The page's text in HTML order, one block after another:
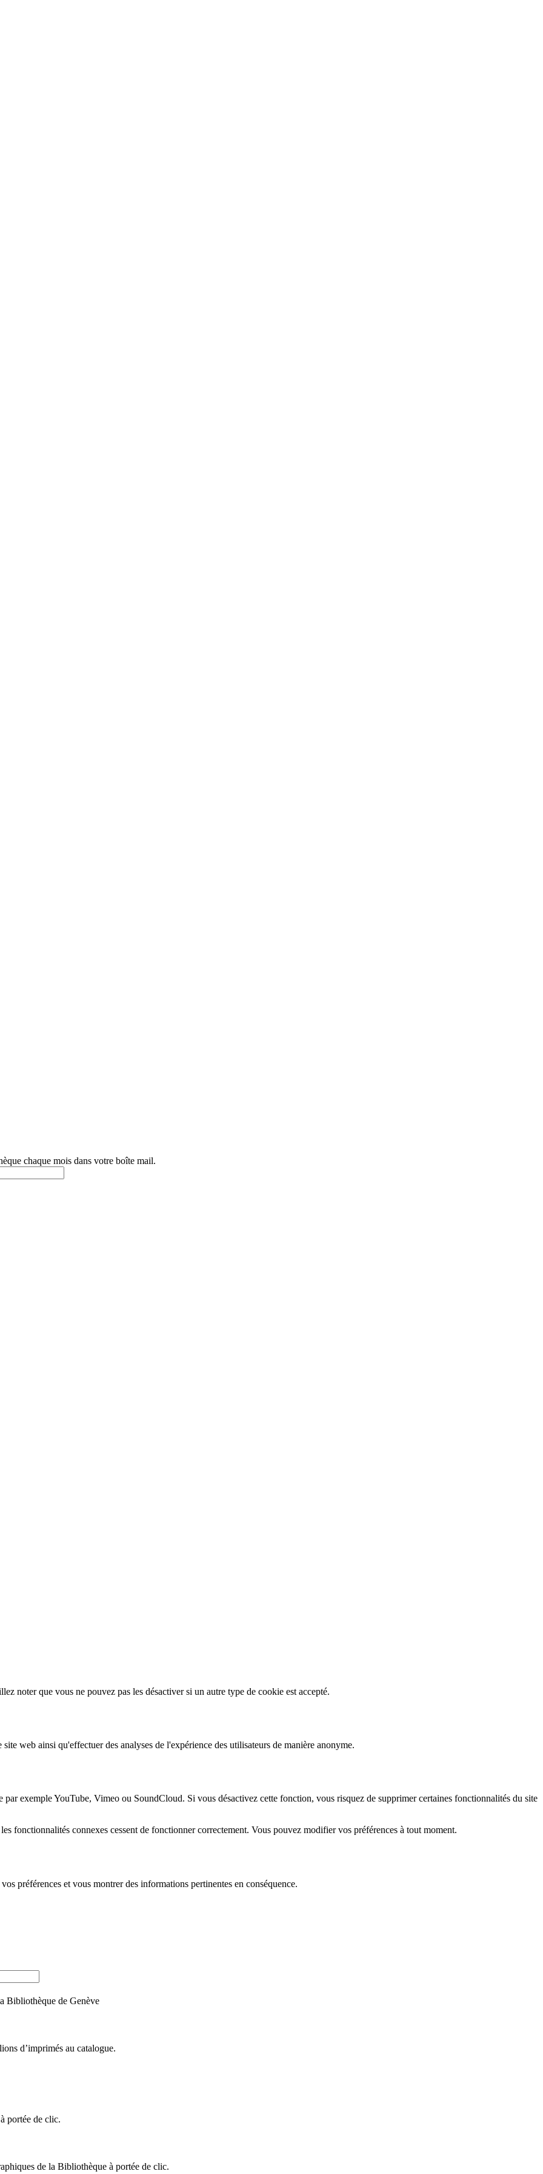
chaque mois dans votre boîte mail.
noter que vous ne pouvez pas les désactiver si un autre type de cookie est accepté.
web ainsi qu'effectuer des analyses de l'expérience des utilisateurs de manière anonyme.
exemple YouTube, Vimeo ou SoundCloud. Si vous désactivez cette fonction, vous risquez de supprimer certaines fonctionnalités du site
fonctionnalités connexes cessent de fonctionner correctement. Vous pouvez modifier vos préférences à tout moment.
préférences et vous montrer des informations pertinentes en conséquence.
Bibliothèque de Genève
d’imprimés au catalogue.
portée de clic.
de la Bibliothèque à portée de clic.